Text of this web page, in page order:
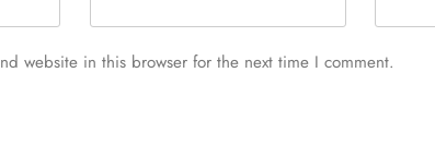
website in this browser for the next time I comment.